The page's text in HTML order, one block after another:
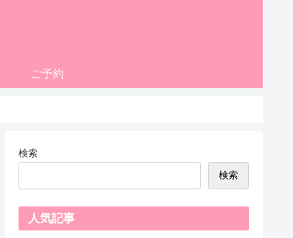
ご予約
検索
検索
人気記事